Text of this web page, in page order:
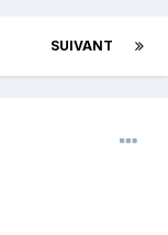
SUIVANT